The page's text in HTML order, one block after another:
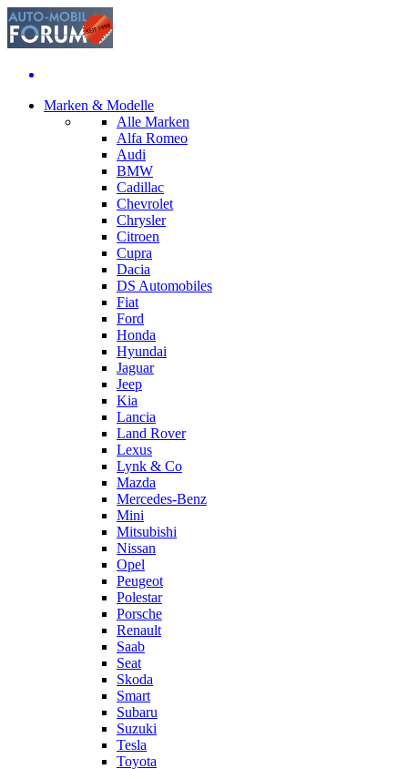
Marken & Modelle
Alle Marken
Alfa Romeo
Audi
BMW
Cadillac
Chevrolet
Chrysler
Citroen
Cupra
Dacia
DS Automobiles
Fiat
Ford
Honda
Hyundai
Jaguar
Jeep
Kia
Lancia
Land Rover
Lexus
Lynk & Co
Mazda
Mercedes-Benz
Mini
Mitsubishi
Nissan
Opel
Peugeot
Polestar
Porsche
Renault
Saab
Seat
Skoda
Smart
Subaru
Suzuki
Tesla
Toyota